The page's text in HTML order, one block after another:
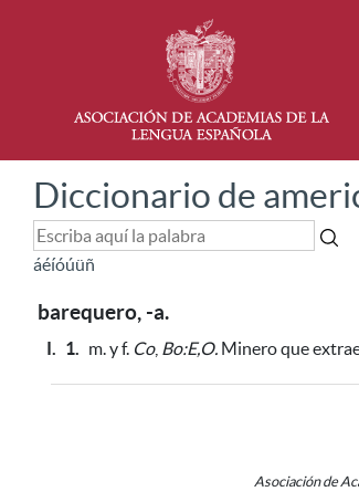
Diccionario de
áéíóúüñ
barequero, -a.
I. 1. m. y f. Co, Bo:E,O. Minero que
Asociación de